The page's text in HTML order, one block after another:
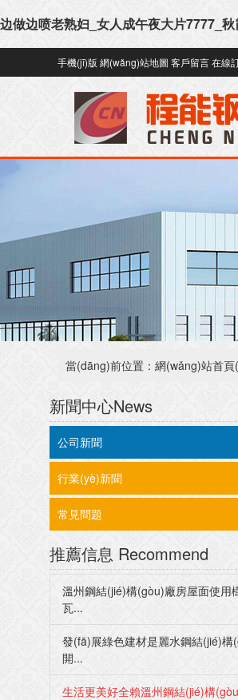
边做边喷老熟妇_女人成午夜大片7777_
手機(jī)版 網(wǎng)站地圖 客戶留言在線
當(dāng)前位置： 網(wǎng)站首頁
新聞中心News
公司新聞
行業(yè)新聞
常見問題
推薦信息 Recommend
溫州鋼結(jié)構(gòu)廠房屋面使用
瓦...
發(fā)展綠色建材是麗水鋼結(jié)構
開...
生活更美好全賴溫州鋼結(jié)構